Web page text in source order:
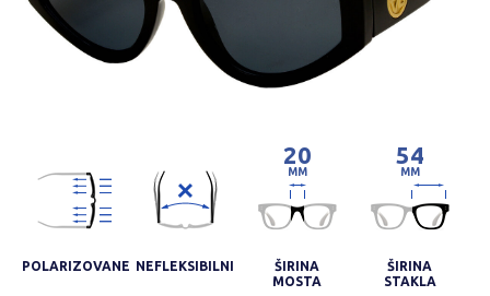
POLARIZOVANE NEFLEKSIBILNI
20
MM
ŠIRINA
MOSTA
54
MM
ŠIRINA
STAKLA